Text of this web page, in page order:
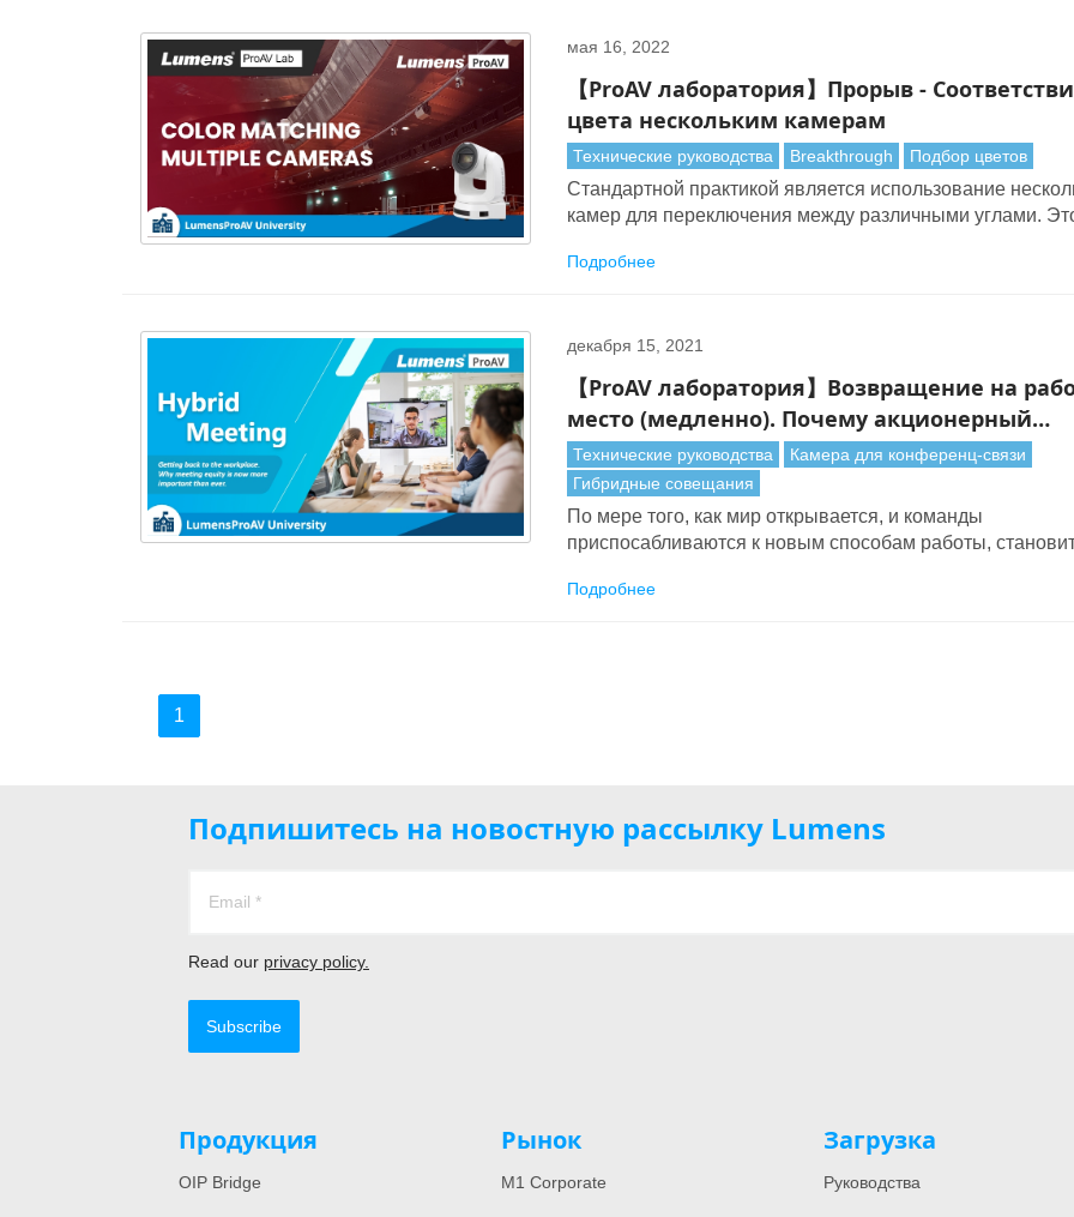
мая 16, 2022
【ProAV лаборатория】Прорыв -
цвета нескольким камерам
Технические руководства Breakthrough Подбор цветов
Стандартной практикой является использование
камер для переключения между различными углами.
производства до спортивных и музыкальных программ.
Подробнее
декабря 15, 2021
【ProAV лаборатория】Возвращение на
место (медленно). Почему акционерный
капитал сейчас важнее, чем когда-либо
Технические руководства
Камера для конференц-связи
Гибридные совещания
По мере того, как мир открывается, и команды
приспосабливаются к новым способам работы,
пандемии встречи, как правило, проводились лично. Чем
Подробнее
1
Подпишитесь на новостную рассылку Lumens
Read our privacy policy.
Subscribe
Продукция
OIP Bridge
Рынок
M1 Corporate
Загрузка
Руководства